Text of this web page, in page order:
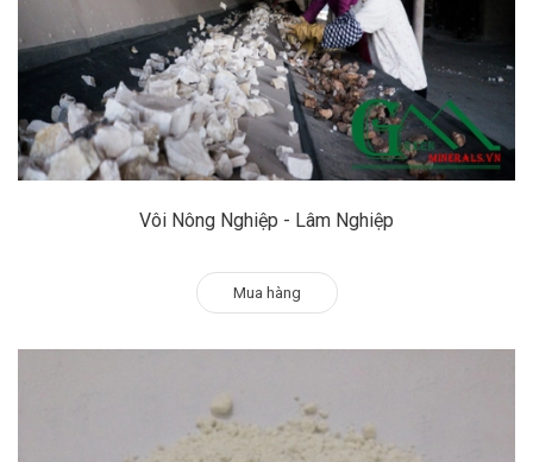
Vôi Nông Nghiệp - Lâm Nghiệp
Mua hàng